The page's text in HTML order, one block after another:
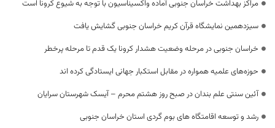
مراکز بهداشت خراسان جنوبی آماده واکسیناسیون با توجه به شیوع کرونا است
سیزدهمین نمایشگاه قرآن کریم خراسان جنوبی گشایش یافت
خراسان جنوبی در مرحله وضعیت هشدار کرونا یک قدم تا مرحله پرخطر
حوزه‌های علمیه همواره در مقابل استکبار جهانی ایستادگی کرده اند
آئین سنتی علم بندان در صبح روز هشتم محرم – آیسک شهرستان سرایان
رشد و توسعه اقامتگاه های بوم گردی استان خراسان جنوبی